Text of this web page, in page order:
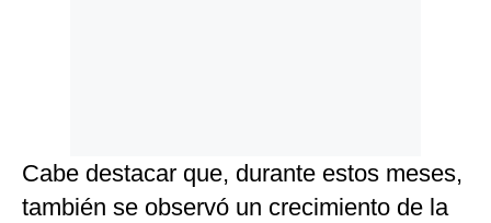
Cabe destacar que, durante estos meses,
también se observó un crecimiento de la